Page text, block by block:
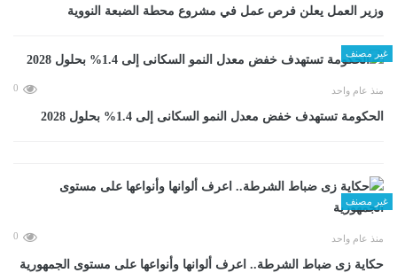
وزير العمل يعلن فرص عمل في مشروع محطة الضبعة النووية
غير مصنف
منذ عام واحد 0
الحكومة تستهدف خفض معدل النمو السكانى إلى 1.4% بحلول 2028
غير مصنف
منذ عام واحد 0
حكاية زى ضباط الشرطة.. اعرف ألوانها وأنواعها على مستوى الجمهورية